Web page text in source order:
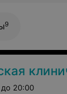
и
понимать и
Желаю Вам
успехов и,
9
до 20:00